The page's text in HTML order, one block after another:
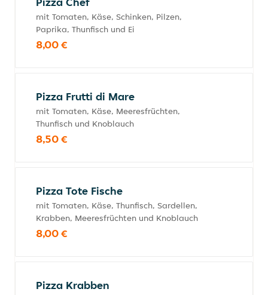
mit Tomaten, Käse, Schinken, Pilzen,
Paprika, Thunfisch und Ei
8,00 €
Pizza Frutti di Mare
mit Tomaten, Käse, Meeresfrüchten,
Thunfisch und Knoblauch
8,50 €
Pizza Tote Fische
mit Tomaten, Käse, Thunfisch, Sardellen,
Krabben, Meeresfrüchten und Knoblauch
8,00 €
Pizza Krabben